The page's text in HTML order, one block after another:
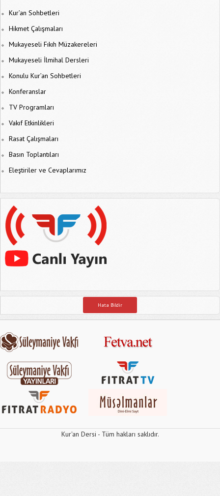
Kur’an Sohbetleri
Hikmet Çalışmaları
Mukayeseli Fıkıh Müzakereleri
Mukayeseli İlmihal Dersleri
Konulu Kur’an Sohbetleri
Konferanslar
TV Programları
Vakıf Etkinlikleri
Rasat Çalışmaları
Basın Toplantıları
Eleştiriler ve Cevaplarımız
Hata Bildir
Kur'an Dersi - Tüm hakları saklıdır.